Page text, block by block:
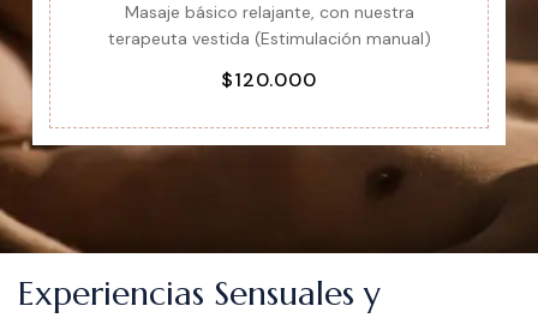
Masaje básico relajante, con nuestra
terapeuta vestida (Estimulación manual)
$120.000
Experiencias Sensuales y